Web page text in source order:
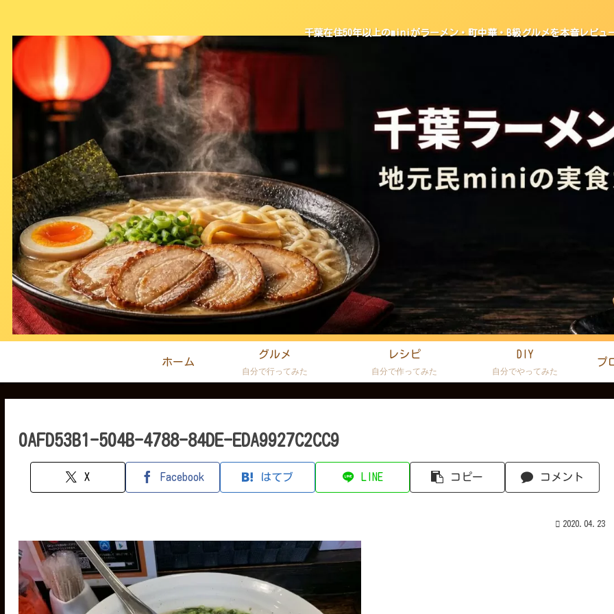
千葉在住50年以上のminiがラーメン・町中華・B級グルメを本音レビュ
ホーム
グルメ
自分で行ってみた
レシピ
自分で作ってみた
DIY
自分でやってみた
プ
0AFD53B1-504B-4788-84DE-EDA9927C2CC9
X Facebook はてブ LINE コピー コメント
2020.04.23